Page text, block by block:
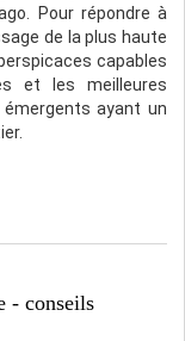
Pour répondre à
de la plus haute
capables
et les meilleures
ayant un
- conseils